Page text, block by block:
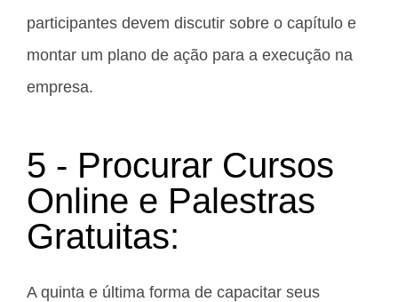
participantes devem discutir sobre o capítulo e
montar um plano de ação para a execução na
empresa.
5 - Procurar Cursos
Online e Palestras
Gratuitas:
A quinta e última forma de capacitar seus